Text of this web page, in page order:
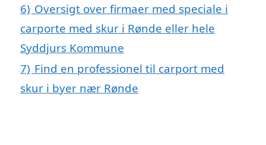
6) Oversigt over firmaer med speciale i
carporte med skur i Rønde eller hele
Syddjurs Kommune
7) Find en professionel til carport med
skur i byer nær Rønde